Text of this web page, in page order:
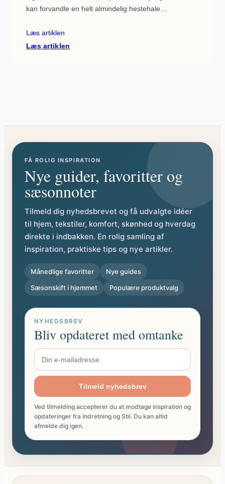
kan forvandle en helt almindelig hestehale…
Læs artiklen
Læs artiklen
FÅ ROLIG INSPIRATION
Nye guider, favoritter og
sæsonnoter
Tilmeld dig nyhedsbrevet og få udvalgte idéer
til hjem, tekstiler, komfort, skønhed og hverdag
direkte i indbakken. En rolig samling af
inspiration, praktiske tips og nye artikler.
Månedlige favoritter
Nye guides
Sæsonskift i hjemmet
Populære produktvalg
NYHEDSBREV
Bliv opdateret med omtanke
Tilmeld nyhedsbrev
Ved tilmelding accepterer du at modtage inspiration og
opdateringer fra Indretning og Stil. Du kan altid
afmelde dig igen.